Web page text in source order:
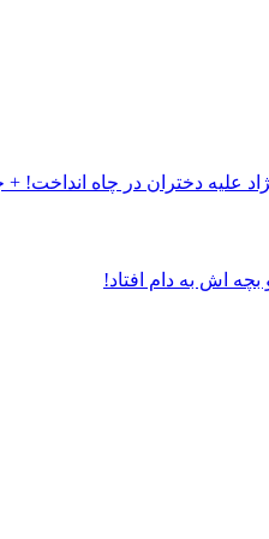
علیه دختران در چاه انداخت! +